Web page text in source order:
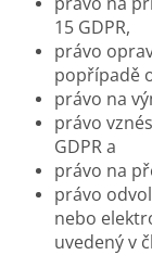
15 GDPR,
právo
popřípadě
právo na
právo
GDPR a
právo na
právo
nebo
uvedený v